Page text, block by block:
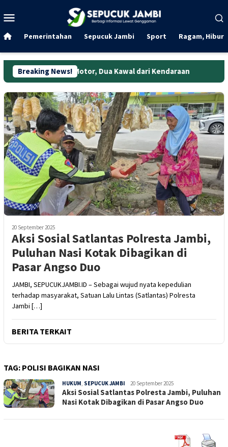
ke
Mobile
Pemerintahan Sepucuk Jambi Sport Ragam,
Breaking News!
Motor, Dua Kawal dari Kendaraan Rekaman CCTV
20 September 2025
Aksi Sosial Satlantas Polresta Jambi,
Puluhan Nasi Kotak Dibagikan di
Pasar Angso Duo
JAMBI, SEPUCUKJAMBI.ID – Sebagai wujud nyata kepedulian
terhadap masyarakat, Satuan Lalu Lintas (Satlantas) Polresta
Jambi […]
BERITA TERKAIT
TAG: POLISI BAGIKAN NASI
HUKUM SEPUCUK JAMBI Sepucuk
Jambi
20 September 2025
Aksi Sosial Satlantas Polresta Jambi, Puluhan
Nasi Kotak Dibagikan di Pasar Angso Duo